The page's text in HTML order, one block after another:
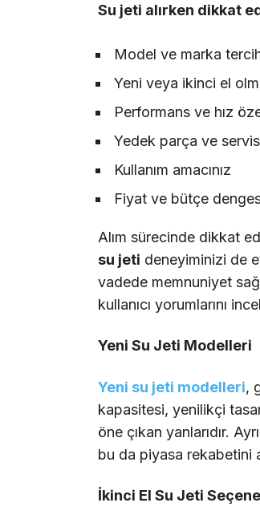
Su jeti alırken dikkat
Model ve marka
Yeni veya ikinci el
Performans ve hız
Yedek parça ve
Kullanım amacınız
Fiyat ve bütçe
Alım sürecinde dikkat
su jeti deneyiminizi de
vadede memnuniyet
kullanıcı yorumlarını
Yeni Su Jeti Modelleri
Yeni su jeti modelleri,
kapasitesi, yenilikçi
öne çıkan yanlarıdır.
bu da piyasa rekabetini
İkinci El Su Jeti